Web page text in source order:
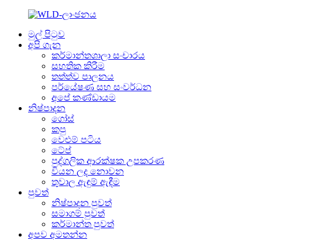
මුල් පිටුව
අපි ගැන
කර්මාන්තශාලා සංචාරය
සහතික කිරීම
තත්ත්ව පාලනය
පර්යේෂණ සහ සංවර්ධන
අපේ කණ්ඩායම
නිෂ්පාදන
ගෝස්
කපු
වෙළුම් පටිය
ටේප්
පුද්ගලික ආරක්ෂක උපකරණ
වියන ලද නොවන
තුවාල ඇඳුම් ඇඳීම
පුවත්
නිෂ්පාදන පුවත්
සමාගම් පුවත්
කර්මාන්ත පුවත්
අපව අමතන්න